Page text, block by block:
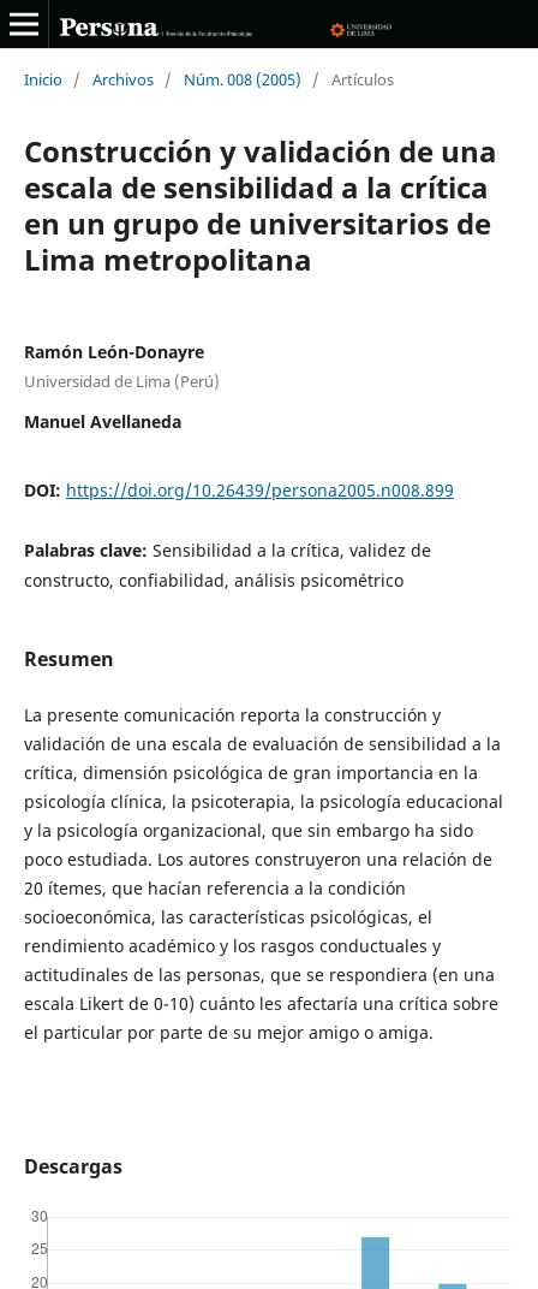
Inicio / Archivos / Núm. 008 (2005) / Artículos
Construcción y validación de una
escala de sensibilidad a la crítica
en un grupo de universitarios de
Lima metropolitana
Ramón León-Donayre
Universidad de Lima (Perú)
Manuel Avellaneda
DOI: https://doi.org/10.26439/persona2005.n008.899
Palabras clave: Sensibilidad a la crítica, validez de
constructo, confiabilidad, análisis psicométrico
Resumen
La presente comunicación reporta la construcción y
validación de una escala de evaluación de sensibilidad a la
crítica, dimensión psicológica de gran importancia en la
psicología clínica, la psicoterapia, la psicología educacional
y la psicología organizacional, que sin embargo ha sido
poco estudiada. Los autores construyeron una relación de
20 ítemes, que hacían referencia a la condición
socioeconómica, las características psicológicas, el
rendimiento académico y los rasgos conductuales y
actitudinales de las personas, que se respondiera (en una
escala Likert de 0-10) cuánto les afectaría una crítica sobre
el particular por parte de su mejor amigo o amiga.
Descargas